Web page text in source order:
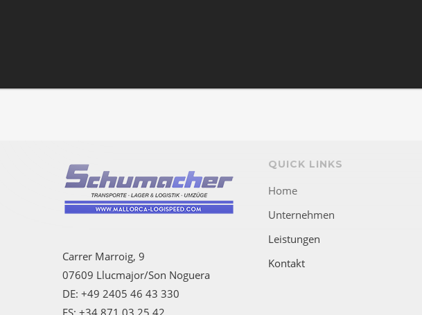
Carrer Marroig, 9
07609 Llucmajor/Son Noguera
DE: +49 2405 46 43 330
ES: +34 871 03 25 42
QUICK LINKS
Home
Unternehmen
Leistungen
Kontakt